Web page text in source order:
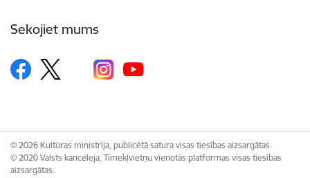
Sekojiet mums
© 2026 Kultūras ministrija, publicētā satura visas tiesības aizsargātas.
© 2020 Valsts kanceleja, Tīmekļvietņu vienotās platformas visas tiesības
aizsargātas.